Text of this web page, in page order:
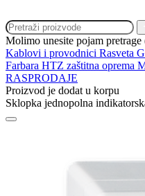
Molimo unesite pojam
Kablovi i provodnici Rasveta
Farbara HTZ zaštitna oprema
RASPRODAJE
Proizvod je dodat u korpu
Sklopka jednopolna